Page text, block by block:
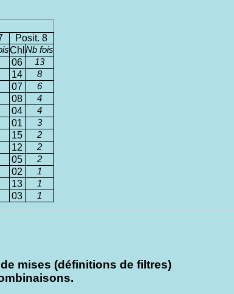
Posit. 8
ChlNb fois
06 13
14 8
07 6
08 4
04 4
01 3
15 2
12 2
05 2
02 1
13 1
03 1
mises (définitions de filtres)